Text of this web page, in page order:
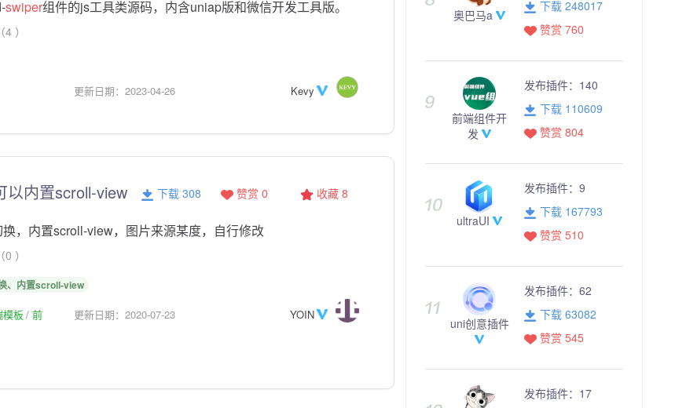
swiper组件的js工具类源码，内含uniap版和微信开发工具版。
（4 ）
更新日期：2023-04-26 Kevy
以内置scroll-view 收藏 8
赞赏 0
下载 308
，内置scroll-view，图片来源某度，自行修改
（0 ）
、内置scroll-view
模板 前 更新日期：2020-07-23 YOIN
奥巴马a
下载 248017
赞赏 760
前端组件开
发
发布插件： 140
下载 110609
赞赏 804
ultraUI
发布插件： 9
下载 167793
赞赏 510
uni创意插件
发布插件： 62
下载 63082
赞赏 545
发布插件： 17